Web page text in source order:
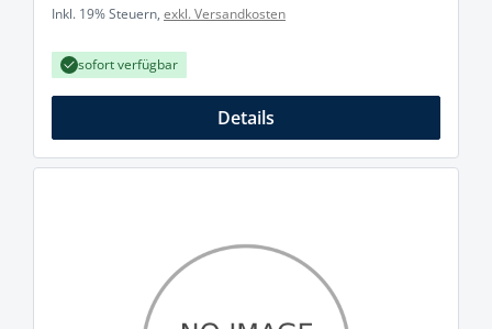
Inkl. 19% Steuern, exkl. Versandkosten
sofort verfügbar
Details